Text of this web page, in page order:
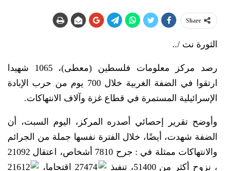
Share
الثورة نت /..
رصد مركز معلومات فلسطين (معطى)، 1065 شهيدا
ارتقوا في الضفة الغربية خلال 700 يوم من حرب الإبادة
الإسرائيلية المستمرة في قطاع غزة وآلاف الانتهاكات.
وأوضح تقرير إحصائي أصدره المركز، اليوم السبت، أن
الضفة شهدت، أيضًا، خلال الفترة نفسها جملة من الجرائم
والانتهاكات ممثلة في : جرح 7810 أشخاص، اعتقال 21092
، نزوح أكثر من 51400، تنفيذ
27474 اقتحاما،
21612